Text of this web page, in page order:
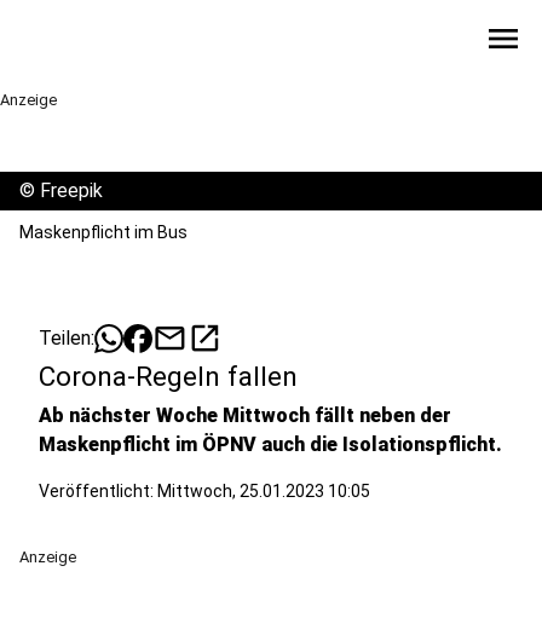
menu
Anzeige
© Freepik
Maskenpflicht im Bus
Teilen: mailopen_in_new
Corona-Regeln fallen
Ab nächster Woche Mittwoch fällt neben der
Maskenpflicht im ÖPNV auch die Isolationspflicht.
Veröffentlicht: Mittwoch, 25.01.2023 10:05
Anzeige